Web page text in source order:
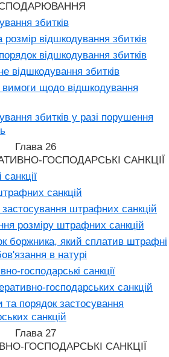
збитків
відшкодування збитків
відшкодування збитків
відшкодування збитків
вимоги щодо відшкодування
збитків у разі порушення
Глава 26
ГОСПОДАРСЬКІ САНКЦІЇ
санкцій
штрафних санкцій
розміру штрафних санкцій
боржника, який сплатив штрафні
в натурі
господарські санкції
господарських санкцій
та порядок застосування
санкцій
Глава 27
ГОСПОДАРСЬКІ САНКЦІЇ